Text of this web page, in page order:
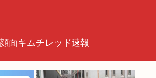
顔面キムチレッド速報